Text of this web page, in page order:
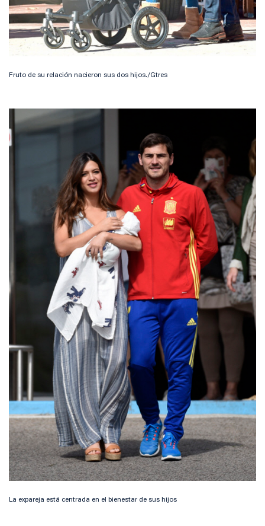
Fruto de su relación nacieron sus dos hijos./Gtres
La expareja está centrada en el bienestar de sus hijos